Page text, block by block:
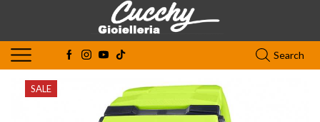
Search
SALE